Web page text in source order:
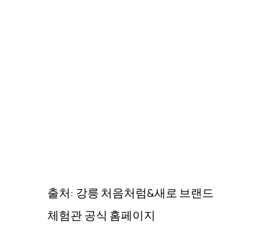
출처: 강릉 처음처럼&새로 브랜드
체험관 공식 홈페이지